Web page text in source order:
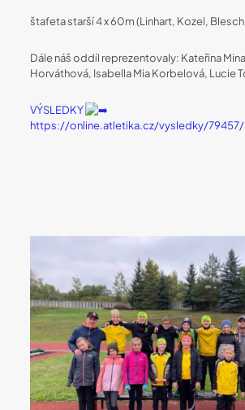
štafeta starší 4 x 60m (Linhart, Kozel,
Dále náš oddíl reprezentovaly: Kateřina
Horváthová, Isabella Mia Korbelová, Lucie
VÝSLEDKY
https://online.atletika.cz/vysledky/79457/